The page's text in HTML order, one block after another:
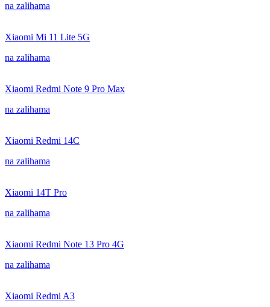
na zalihama
Xiaomi Mi 11 Lite 5G
na zalihama
Xiaomi Redmi Note 9 Pro Max
na zalihama
Xiaomi Redmi 14C
na zalihama
Xiaomi 14T Pro
na zalihama
Xiaomi Redmi Note 13 Pro 4G
na zalihama
Xiaomi Redmi A3